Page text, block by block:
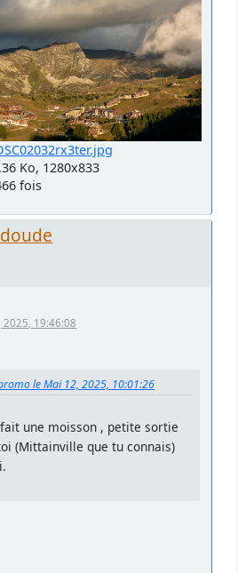
Ko, 1280x833
fois
2025, 19:46:08
le Mai 12, 2025, 10:01:26
une moisson , petite sortie
(Mittainville que tu connais)